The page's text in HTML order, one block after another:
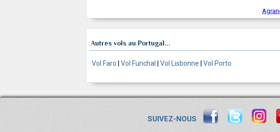
Autres vols au Portugal...
Vol Faro Vol Funchal Vol Lisbonne Vol Porto
SUIVEZ-NOUS